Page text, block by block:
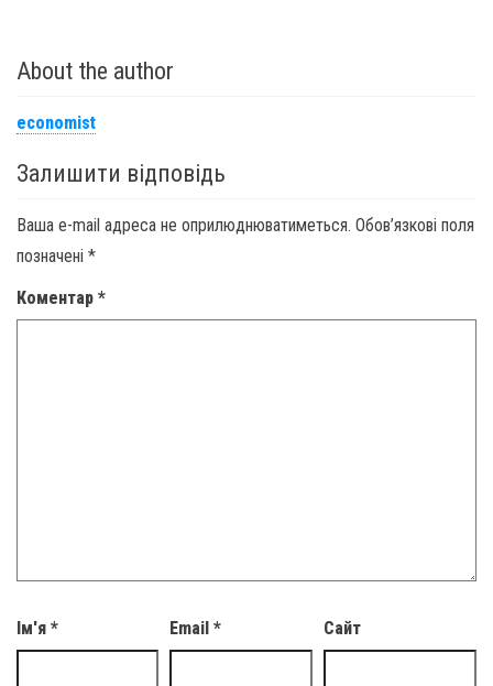
About the author
economist
Залишити відповідь
Ваша e-mail адреса не оприлюднюватиметься. Обов’язкові поля
позначені *
Коментар *
Ім'я * Email* Сайт